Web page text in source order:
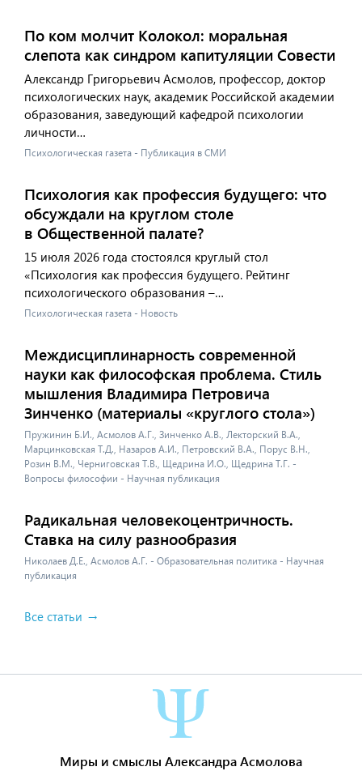
По ком молчит Колокол: моральная
слепота как синдром капитуляции Совести
Александр Григорьевич Асмолов, профессор, доктор
психологических наук, академик Российской академии
образования, заведующий кафедрой психологии
личности…
Психологическая газета - Публикация в СМИ
Психология как профессия будущего: что
обсуждали на круглом столе
в Общественной палате?
15 июля 2026 года стостоялся круглый стол
«Психология как профессия будущего. Рейтинг
психологического образования –…
Психологическая газета - Новость
Междисциплинарность современной
науки как философская проблема. Стиль
мышления Владимира Петровича
Зинченко (материалы «круглого стола»)
Пружинин Б.И., Асмолов А.Г., Зинченко А.В., Лекторский В.А.,
Марцинковская Т.Д., Назаров А.И., Петровский В.А., Порус В.Н.,
Розин В.М., Черниговская Т.В., Щедрина И.О., Щедрина Т.Г. -
Вопросы философии - Научная публикация
Радикальная человекоцентричность.
Ставка на силу разнообразия
Николаев Д.Е., Асмолов А.Г. - Образовательная политика - Научная
публикация
Все статьи
Миры и смыслы Александра Асмолова